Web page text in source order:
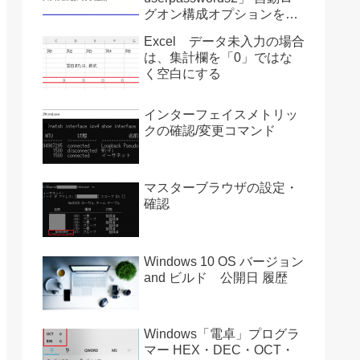
グオン構成オプションを復
Excel データ未入力の場合
は、集計欄を「0」ではな
く空白にする
インターフェイスメトリッ
クの確認/変更コマンド
マスターブラウザの設定・
確認
Windows 10 OS バージョン
and ビルド 公開日 履歴
Windows「電卓」プログラ
マー HEX・DEC・OCT・